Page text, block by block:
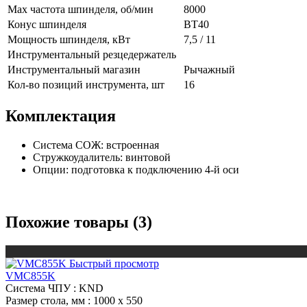
Max частота шпинделя, об/мин
8000
Конус шпинделя
BT40
Мощность шпинделя, кВт
7,5 / 11
Инструментальный резцедержатель
Инструментальный магазин
Рычажный
Кол-во позиций инструмента, шт
16
Комплектация
Система СОЖ: встроенная
Стружкоудалитель: винтовой
Опции: подготовка к подключению 4-й оси
Похожие товары (3)
Быстрый просмотр
VMC855K
Система ЧПУ: KND
Размер стола, мм : 1000 x 550